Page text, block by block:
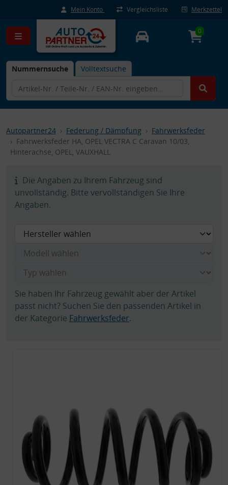
Mein Konto Vergleichsliste Merkzettel
Nummernsuche Volltextsuche
0
Autopartner24 Federung / Dämpfung
Fahrwerksfeder
Fahrwerksfeder HA, OPEL VECTRA C Caravan 10/03,
Hinterachse, OPEL, VAUXHALL
Die Angaben zu Ihrem Fahrzeug sind
unvollständig. Bitte vervollständigen Sie Ihre
Angaben.
Sie haben Ihr Fahrzeug gewählt aber der Artikel
passt nicht? Suchen Sie den passenden Artikel in
der Kategorie Fahrwerksfeder.